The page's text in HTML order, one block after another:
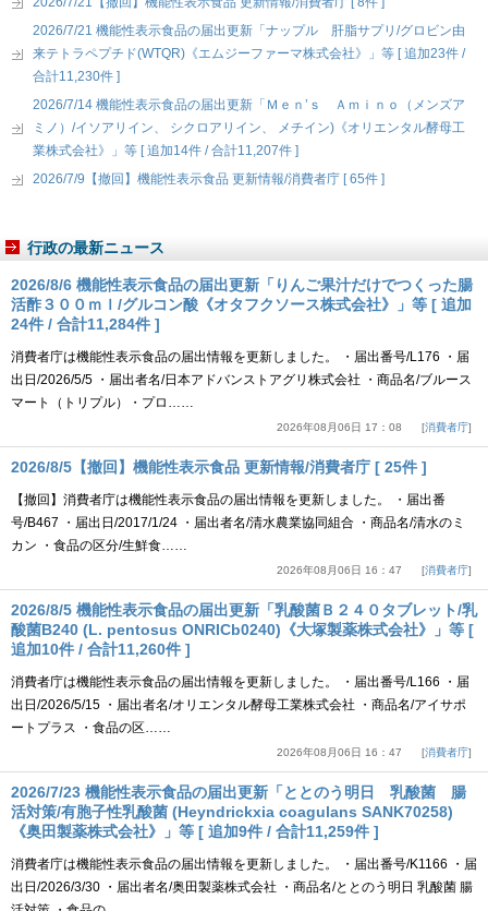
2026/7/21 機能性表示食品の届出更新「ナップル 肝脂サプリ/グロビン由
来テトラペプチド(WTQR)《エムジーファーマ株式会社》」等 [ 追加23件 /
合計11,230件 ]
2026/7/14 機能性表示食品の届出更新「Ｍｅｎ’ｓ Ａｍｉｎｏ（メンズア
ミノ）/イソアリイン、 シクロアリイン、 メチイン)《オリエンタル酵母工
業株式会社》」等 [ 追加14件 / 合計11,207件 ]
2026/7/9【撤回】機能性表示食品 更新情報/消費者庁 [ 65件 ]
行政の最新ニュース
2026/8/6 機能性表示食品の届出更新「りんご果汁だけでつくった腸
活酢３００ｍｌ/グルコン酸《オタフクソース株式会社》」等 [ 追加
24件 / 合計11,284件 ]
消費者庁は機能性表示食品の届出情報を更新しました。 ・届出番号/L176 ・届
出日/2026/5/5 ・届出者名/日本アドバンストアグリ株式会社 ・商品名/ブルース
マート（トリプル）・プロ……
2026年08月06日 17：08 消費者庁
2026/8/5【撤回】機能性表示食品 更新情報/消費者庁 [ 25件 ]
【撤回】消費者庁は機能性表示食品の届出情報を更新しました。 ・届出番
号/B467 ・届出日/2017/1/24 ・届出者名/清水農業協同組合 ・商品名/清水のミ
カン ・食品の区分/生鮮食……
2026年08月06日 16：47 消費者庁
2026/8/5 機能性表示食品の届出更新「乳酸菌Ｂ２４０タブレット/乳
酸菌B240 (L. pentosus ONRICb0240)《大塚製薬株式会社》」等 [
追加10件 / 合計11,260件 ]
消費者庁は機能性表示食品の届出情報を更新しました。 ・届出番号/L166 ・届
出日/2026/5/15 ・届出者名/オリエンタル酵母工業株式会社 ・商品名/アイサポ
ートプラス ・食品の区……
2026年08月06日 16：47 消費者庁
2026/7/23 機能性表示食品の届出更新「ととのう明日 乳酸菌 腸
活対策/有胞子性乳酸菌 (Heyndrickxia coagulans SANK70258)
《奥田製薬株式会社》」等 [ 追加9件 / 合計11,259件 ]
消費者庁は機能性表示食品の届出情報を更新しました。 ・届出番号/K1166 ・届
出日/2026/3/30 ・届出者名/奥田製薬株式会社 ・商品名/ととのう明日 乳酸菌 腸